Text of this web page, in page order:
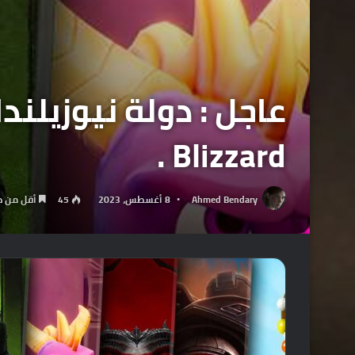
Blizzard .
Ahmed Bendary 8 أغسطس، 2023 45 أقل من